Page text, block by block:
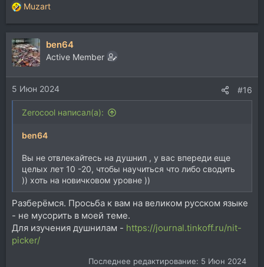
Р
е
а
к
ц
и
и
:
Muzart
ben64
Active Member
5 Июн 2024 #16
Zerocool написал(а):
ben64
Вы не отвлекайтесь на душнил , у вас впереди еще
целых лет 10 -20, чтобы научиться что либо сводить
)) хоть на новичковом уровне ))
Разберёмся. Просьба к вам на великом русском языке
- не мусорить в моей теме.
Для изучения душнилам - https://journal.tinkoff.ru/nit-
picker/
Последнее редактирование: 5 Июн 2024